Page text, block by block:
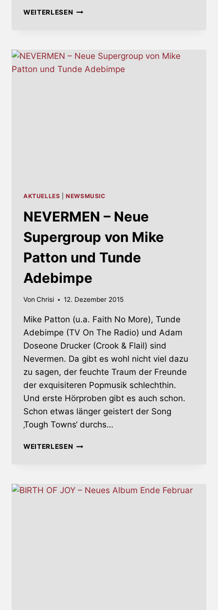
WEITERLESENSONNE,
CHRISIS
ALBEN
DES
AKTUELLES |NEWSMUSIC
NEVERMEN – Neue
Supergroup von Mike
Patton und Tunde
Adebimpe
Von Chrisi 12. Dezember 2015
Mike Patton (u.a. Faith No More), Tunde
Adebimpe (TV On The Radio) und Adam
Doseone Drucker (Crook & Flail) sind
Nevermen. Da gibt es wohl nicht viel dazu
zu sagen, der feuchte Traum der Freunde
der exquisiteren Popmusik schlechthin.
Und erste Hörproben gibt es auch schon.
Schon etwas länger geistert der Song
‚Tough Towns‘ durchs…
WEITERLESENNEVERMEN
VON
MIKE